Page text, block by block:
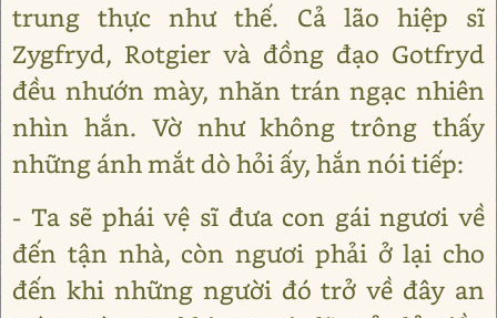
trung thực như thế. Cả lão hiệp sĩ
Zygfryd, Rotgier và đồng đạo Gotfryd
đều nhướn mày, nhăn trán ngạc nhiên
nhìn hắn. Vờ như không trông thấy
những ánh mắt dò hỏi ấy, hắn nói tiếp:
- Ta sẽ phái vệ sĩ đưa con gái ngươi về
đến tận nhà, còn ngươi phải ở lại cho
đến khi những người đó trở về đây an